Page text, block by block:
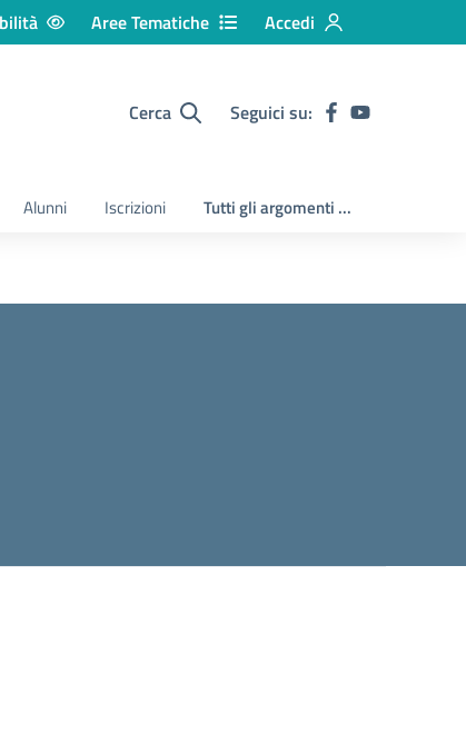
Aree Tematiche Accedi
Cerca Seguici su:
Alunni Iscrizioni Tutti gli argomenti ...